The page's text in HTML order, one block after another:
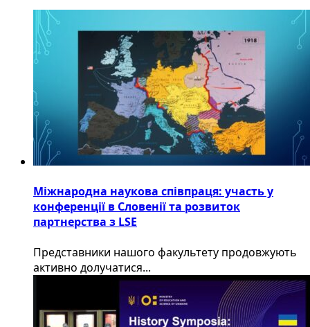
Міжнародна наукова співпраця: участь у
конференції в Словенії та розвиток
партнерства з LSE
​Представники нашого факультету продовжують
активно долучатися...